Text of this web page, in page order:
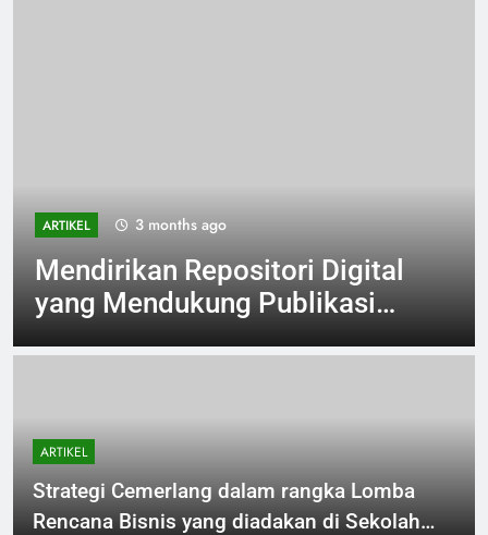
ARTIKEL 3 months ago
Mendirikan Repositori Digital
yang Mendukung Publikasi
ARTIKEL
Strategi Cemerlang dalam rangka Lomba
Rencana Bisnis yang diadakan di Sekolah